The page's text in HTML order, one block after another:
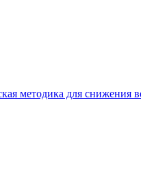
методика для снижения